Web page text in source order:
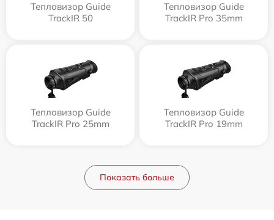
Тепловизор Guide
TrackIR 50
Тепловизор Guide
TrackIR Pro 35mm
Тепловизор Guide
TrackIR Pro 25mm
Тепловизор Guide
TrackIR Pro 19mm
Показать больше